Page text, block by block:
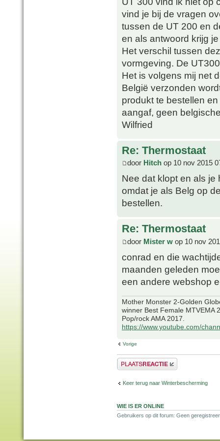
vind je bij de vragen
tussen de UT 200 en
en als antwoord krijg je
Het verschil tussen
vormgeving. De
Het is volgens mij net
België verzonden
produkt te bestellen
aangaf, geen
Wilfried
Re: Thermostaat
door Hitch op 10 nov 2015
Nee dat klopt en als
omdat je als Belg op
bestellen.
Re: Thermostaat
door Mister w op 10 nov
conrad en die
maanden geleden
een andere webshop
Mother Monster 2-Golden
winner Best Female MTVEMA
Pop/rock AMA 2017.
https://www.youtube.com/
Vorige
Plaats een reactie
Keer terug naar Winterbescherming
WIE IS ER ONLINE
Gebruikers op dit forum: Geen